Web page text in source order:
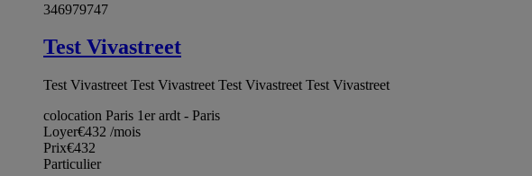
346979747
Test Vivastreet
Test Vivastreet Test Vivastreet Test Vivastreet Test Vivastreet
colocation Paris 1er ardt - Paris
Loyer€432 /mois
Prix€432
Particulier